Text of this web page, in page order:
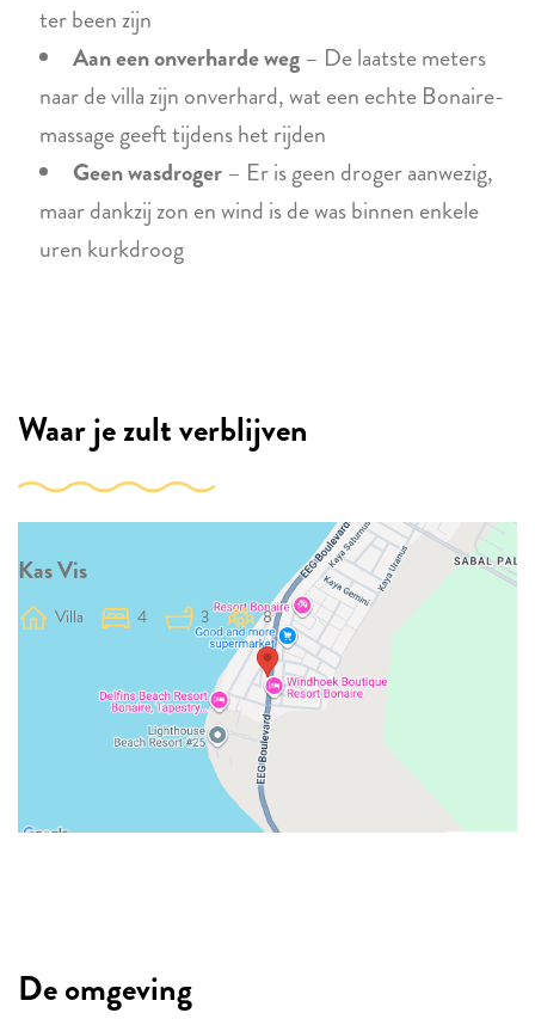
ter been zijn
Aan een onverharde weg– De laatste meters
naar de villa zijn onverhard, wat een echte Bonaire-
massage geeft tijdens het rijden
Geen wasdroger– Er is geen droger aanwezig,
maar dankzij zon en wind is de was binnen enkele
uren kurkdroog
Waar je zult verblijven
Kas Vis
Villa 4 3 8
De omgeving